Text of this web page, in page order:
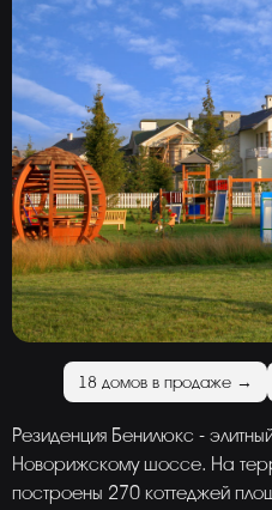
18 домов в продаже →
Резиденция Бенилюкс -
Новорижскому шоссе. На
построены 270 коттеджей